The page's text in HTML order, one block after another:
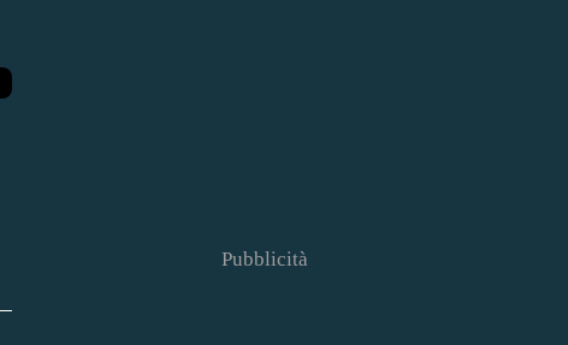
Pubblicità